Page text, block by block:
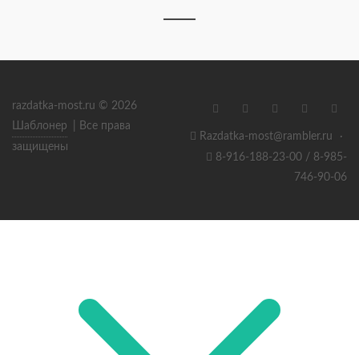
razdatka-most.ru © 2026
Шаблонер
| Все права
защищены
Razdatka-most@rambler.ru
·
8-916-188-23-00 / 8-985-
746-90-06